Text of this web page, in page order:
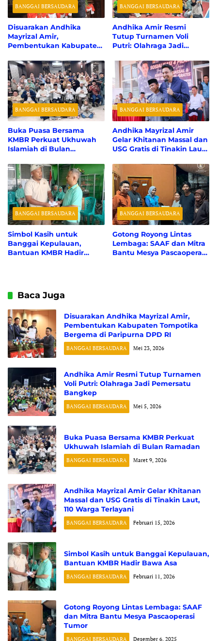
BANGGAI BERSAUDARA
Disuarakan Andhika
Mayrizal Amir,
Pembentukan Kabupaten
Paripurna DPD RI
BANGGAI BERSAUDARA
Andhika Amir Resmi
Tutup Turnamen Voli
Putri: Olahraga Jadi
BANGGAI BERSAUDARA
Buka Puasa Bersama
KMBR Perkuat Ukhuwah
Islamiah di Bulan
BANGGAI BERSAUDARA
Andhika Mayrizal Amir
Gelar Khitanan Massal dan
USG Gratis di Tinakin Laut,
BANGGAI BERSAUDARA
Simbol Kasih untuk
Banggai Kepulauan,
Bantuan KMBR Hadir
BANGGAI BERSAUDARA
Gotong Royong Lintas
Lembaga: SAAF dan Mitra
Bantu Mesya Pascaoperasi
Baca Juga
Disuarakan Andhika Mayrizal Amir,
Pembentukan Kabupaten Tompotika
Bergema di Paripurna DPD RI
BANGGAI BERSAUDARA Mei 23, 2026
Andhika Amir Resmi Tutup Turnamen
Voli Putri: Olahraga Jadi Pemersatu
Bangkep
BANGGAI BERSAUDARA Mei 5, 2026
Buka Puasa Bersama KMBR Perkuat
Ukhuwah Islamiah di Bulan Ramadan
BANGGAI BERSAUDARA Maret 9, 2026
Andhika Mayrizal Amir Gelar Khitanan
Massal dan USG Gratis di Tinakin Laut,
110 Warga Terlayani
BANGGAI BERSAUDARA Februari 15, 2026
Simbol Kasih untuk Banggai Kepulauan,
Bantuan KMBR Hadir Bawa Asa
BANGGAI BERSAUDARA Februari 11, 2026
Gotong Royong Lintas Lembaga: SAAF
dan Mitra Bantu Mesya Pascaoperasi
Tumor
BANGGAI BERSAUDARA Desember 6, 2025